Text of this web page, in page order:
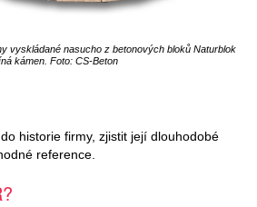
vyskládané nasucho z betonových bloků Naturblok
kámen. Foto: CS-Beton
historie firmy, zjistit její dlouhodobé
reference.